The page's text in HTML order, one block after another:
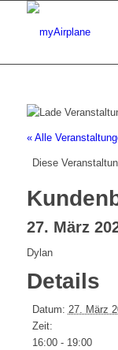
« Alle
Diese
27. März
Dylan
Details
Datum: 27. März
Zeit:
16:00 - 19:00